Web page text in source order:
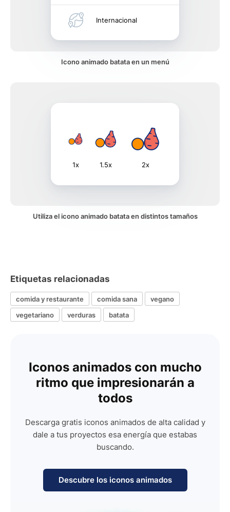
Internacional
Icono animado batata en un menú
1x 1.5x 2x
Utiliza el icono animado batata en distintos tamaños
Etiquetas relacionadas
comida y restaurante comida sana
vegano
vegetariano
verduras batata
Iconos animados con mucho
ritmo que impresionarán a
todos
Descarga gratis iconos animados de alta calidad y
dale a tus proyectos esa energía que estabas
buscando.
Descubre los iconos animados